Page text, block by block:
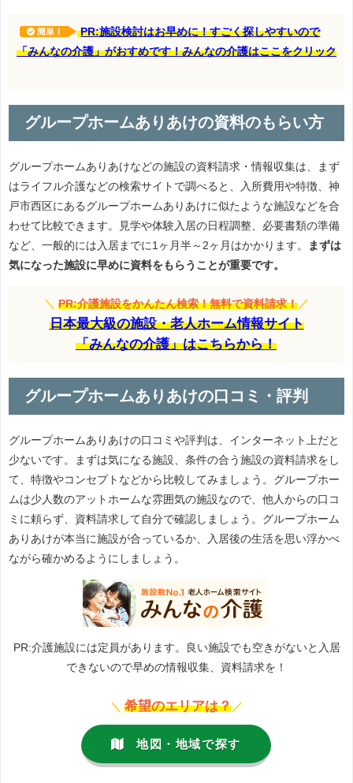
簡単！
PR:施設検討はお早めに！すごく探しやすいので
「みんなの介護」がおすめです！みんなの介護はここをクリック
グループホームありあけの資料のもらい方
グループホームありあけなどの施設の資料請求・情報収集は、まず
はライフル介護などの検索サイトで調べると、入所費用や特徴、神
戸市西区にあるグループホームありあけに似たような施設などを合
わせて比較できます。見学や体験入居の日程調整、必要書類の準備
など、一般的には入居までに1ヶ月半～2ヶ月はかかります。
まずは
気になった施設に早めに資料をもらうことが重要です。
＼ PR:介護施設をかんたん検索！無料で資料請求！ ／
日本最大級の施設・老人ホーム情報サイト
「みんなの介護」はこちらから！
グループホームありあけの口コミ・評判
グループホームありあけの口コミや評判は、インターネット上だと
少ないです。まずは気になる施設、条件の合う施設の資料請求をし
て、特徴やコンセプトなどから比較してみましょう。グループホー
ムは少人数のアットホームな雰囲気の施設なので、他人からの口コ
ミに頼らず、資料請求して自分で確認しましょう。グループホーム
ありあけが本当に施設が合っているか、入居後の生活を思い浮かべ
ながら確かめるようにしましょう。
PR:介護施設には定員があります。良い施設でも空きがないと入居
できないので早めの情報収集、資料請求を！
＼ 希望のエリアは？ ／
地図・地域で探す